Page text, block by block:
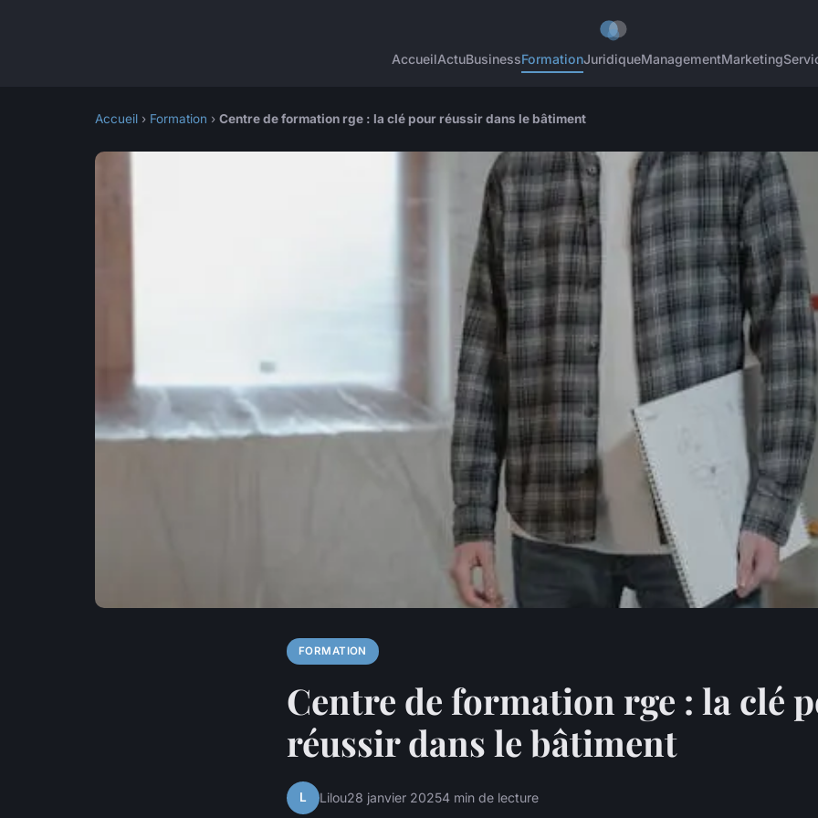
AccueilActuBusinessFormationJuridiqueManagementMarketing
Accueil › Formation › Centre de formation rge : la clé pour réussir dans le bâtiment
FORMATION
Centre de formation rge : la clé
réussir dans le bâtiment
L Lilou28 janvier 20254 min de lecture